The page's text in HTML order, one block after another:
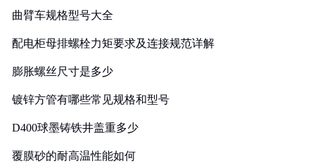
曲臂车规格型号大全
配电柜母排螺栓力矩要求及连接规范详解
膨胀螺丝尺寸是多少
镀锌方管有哪些常见规格和型号
D400球墨铸铁井盖重多少
覆膜砂的耐高温性能如何